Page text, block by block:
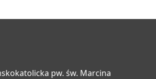
pw. św. Marcina